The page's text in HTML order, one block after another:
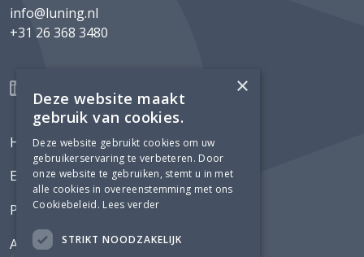
info@luning.nl
+31 26 368 3480
Home
Expertises
Projecten
Actueel
×
Deze website maakt
gebruik van cookies.
Deze website gebruikt cookies om uw
gebruikerservaring te verbeteren. Door
onze website te gebruiken, stemt u in met
alle cookies in overeenstemming met ons
Cookiebeleid. Lees verder
STRIKT NOODZAKELIJK